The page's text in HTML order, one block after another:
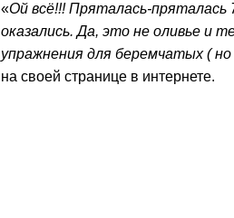
«Ой всё!!! Пряталась-пряталась
оказались. Да, это не оливье и
упражнения для беремчатых (
на своей странице в интернете.